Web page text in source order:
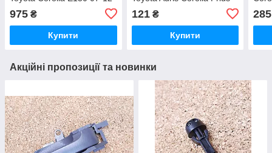
Каролла Пріус Яріс Ярис
975 ₴
Купити
Yaris Тойота Ауріс Аурис
Королла Корола Приус
Пріус Яріс Ярис
121₴
Купити
285
Акційні пропозиції та новинки